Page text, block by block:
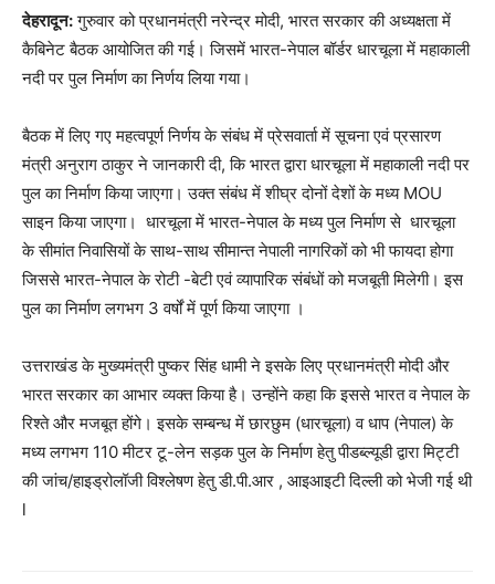
देहरादून:गुरुवार को प्रधानमंत्री नरेन्द्र मोदी, भारत सरकार की अध्यक्षता में
कैबिनेट बैठक आयोजित की गई। जिसमें भारत-नेपाल बॉर्डर धारचूला में महाकाली
नदी पर पुल निर्माण का निर्णय लिया गया।
बैठक में लिए गए महत्वपूर्ण निर्णय के संबंध में प्रेसवार्ता में सूचना एवं प्रसारण
मंत्री अनुराग ठाकुर ने जानकारी दी, कि भारत द्वारा धारचूला में महाकाली नदी पर
पुल का निर्माण किया जाएगा। उक्त संबंध में शीघ्र दोनों देशों के मध्य MOU
साइन किया जाएगा। धारचूला में भारत-नेपाल के मध्य पुल निर्माण से धारचूला
के सीमांत निवासियों के साथ-साथ सीमान्त नेपाली नागरिकों को भी फायदा होगा
जिससे भारत-नेपाल के रोटी -बेटी एवं व्यापारिक संबंधों को मजबूती मिलेगी। इस
पुल का निर्माण लगभग 3 वर्षों में पूर्ण किया जाएगा ।
उत्तराखंड के मुख्यमंत्री पुष्कर सिंह धामी ने इसके लिए प्रधानमंत्री मोदी और
भारत सरकार का आभार व्यक्त किया है। उन्होंने कहा कि इससे भारत व नेपाल के
रिश्ते और मजबूत होंगे। इसके सम्बन्ध में छारछुम (धारचूला) व धाप (नेपाल) के
मध्य लगभग 110 मीटर टू-लेन सड़क पुल के निर्माण हेतु पीडब्ल्यूडी द्वारा मिट्टी
की जांच/हाइड्रोलॉजी विश्लेषण हेतु डी.पी.आर , आइआइटी दिल्ली को भेजी गई थी
l